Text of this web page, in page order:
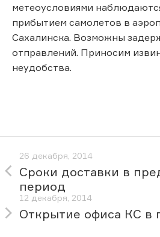
метеоусловиями
прибытием самолетов в
Сахалинска. Возможны
отправлений. Приносим
неудобства.
26 декабря, 2014
Сроки доставки в
период
12 декабря, 2014
Открытие офиса КС в